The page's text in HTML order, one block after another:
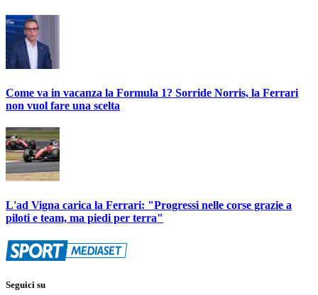
Come va in vacanza la Formula 1? Sorride Norris, la Ferrari
non vuol fare una scelta
L'ad Vigna carica la Ferrari: "Progressi nelle corse grazie a
piloti e team, ma piedi per terra"
Seguici su